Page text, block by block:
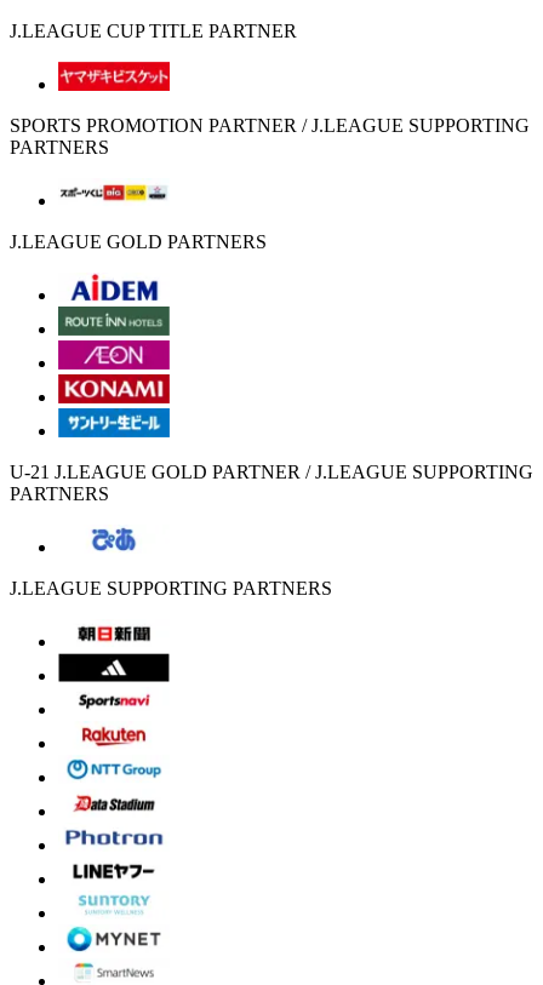
J.LEAGUE CUP TITLE PARTNER
SPORTS PROMOTION PARTNER / J.LEAGUE SUPPORTING
PARTNERS
J.LEAGUE GOLD PARTNERS
U-21 J.LEAGUE GOLD PARTNER / J.LEAGUE SUPPORTING
PARTNERS
J.LEAGUE SUPPORTING PARTNERS